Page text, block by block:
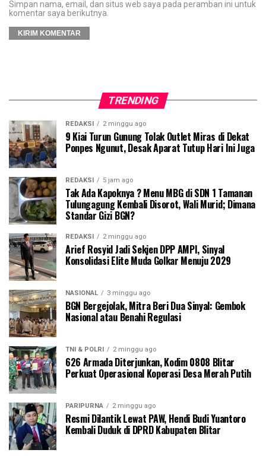
Simpan nama, email, dan situs web saya pada peramban ini untuk
komentar saya berikutnya.
TRENDING
REDAKSI 2 minggu ago
9 Kiai Turun Gunung Tolak Outlet Miras di Dekat
Ponpes Ngunut, Desak Aparat Tutup Hari Ini Juga
REDAKSI 5 jam ago
Tak Ada Kapoknya ? Menu MBG di SDN 1 Tamanan
Tulungagung Kembali Disorot, Wali Murid; Dimana
Standar Gizi BGN?
REDAKSI 2 minggu ago
Arief Rosyid Jadi Sekjen DPP AMPI, Sinyal
Konsolidasi Elite Muda Golkar Menuju 2029
NASIONAL 3 minggu ago
BGN Bergejolak, Mitra Beri Dua Sinyal: Gembok
Nasional atau Benahi Regulasi
TNI & POLRI 2 minggu ago
626 Armada Diterjunkan, Kodim 0808 Blitar
Perkuat Operasional Koperasi Desa Merah Putih
PARIPURNA 2 minggu ago
Resmi Dilantik Lewat PAW, Hendi Budi Yuantoro
Kembali Duduk di DPRD Kabupaten Blitar